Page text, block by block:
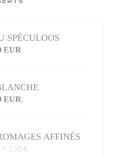
SPÉCULOOS
EUR
EUR
AFFINÉS
+ 2,50€